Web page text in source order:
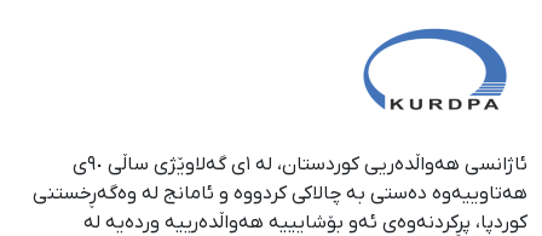
ئاژانسی هەواڵدەریی کوردستان، لە ١ی گەلاوێژی ساڵی ٩٠ی
هەتاوییەوە دەستی بە چالاکی کردووە و ئامانج لە وەگەڕخستنی
كوردپا، پڕكردنەوەی ئەو بۆشایییە هەواڵدەرییە وردەیە لە